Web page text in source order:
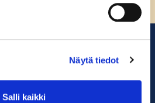
Näytä tiedot
Salli kaikki